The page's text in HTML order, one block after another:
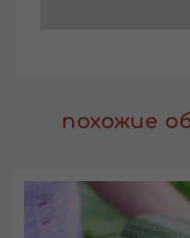
похожие